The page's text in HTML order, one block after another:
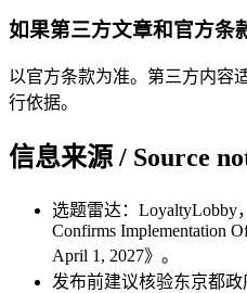
SYDNEY ·
如果第三方文章和官方条
以官方条款为准。第三方内容
行依据。
信息来源 / Source
选题雷达：LoyaltyLobby
Confirms Implementation
April 1, 2027》。
发布前建议核验东京都